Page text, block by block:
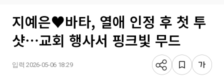
지예은♥바타, 열애 인정 후 첫 투
샷⋯교회 행사서 핑크빛 무드
입력 2026-05-06 18:29